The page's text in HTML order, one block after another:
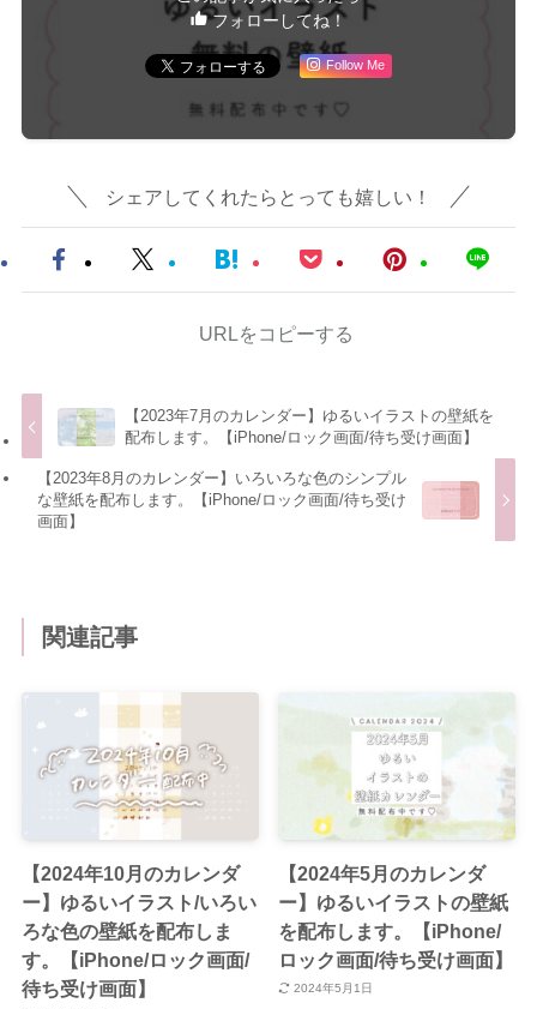
フォローしてね！
Follow Me
シェアしてくれたらとっても嬉しい！
URLをコピーする
【2023年7月のカレンダー】ゆるいイラストの壁紙を
配布します。【iPhone/ロック画面/待ち受け画面】
【2023年8月のカレンダー】いろいろな色のシンプル
な壁紙を配布します。【iPhone/ロック画面/待ち受け
画面】
関連記事
【2024年10月のカレンダ
ー】ゆるいイラスト/いろい
ろな色の壁紙を配布しま
す。【iPhone/ロック画面/
待ち受け画面】
【2024年5月のカレンダ
ー】ゆるいイラストの壁紙
を配布します。【iPhone/
ロック画面/待ち受け画面】
2024年5月1日